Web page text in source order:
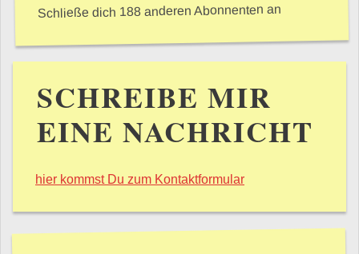
Schließe dich 188 anderen Abonnenten an
SCHREIBE MIR
EINE NACHRICHT
hier kommst Du zum Kontaktformular